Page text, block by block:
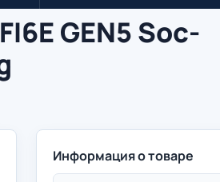
GEN5 Soc-
Информация о товаре